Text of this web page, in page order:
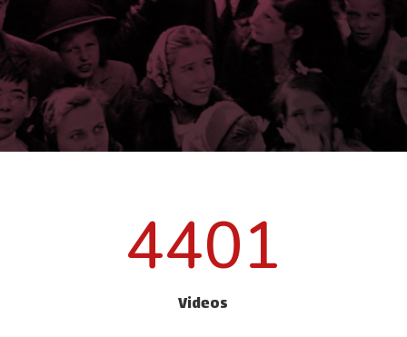
[hana-flv-player...
4401
Videos